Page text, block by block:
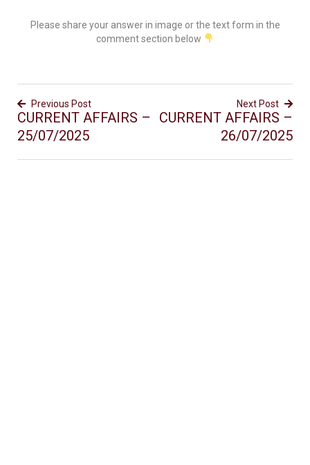
Please share your answer in image or the text form in the
comment section below
Previous Post
CURRENT AFFAIRS –
25/07/2025
Next Post
CURRENT AFFAIRS –
26/07/2025